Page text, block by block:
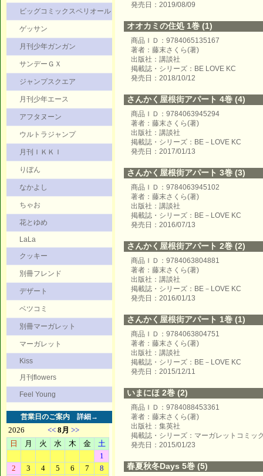
ビッグコミックスペリオール
ゲッサン
月刊少年ガンガン
サンデーＧＸ
ジャンプスクエア
月刊少年エース
アフタヌーン
ウルトラジャンプ
月刊ＩＫＫＩ
りぼん
なかよし
ちゃお
花とゆめ
LaLa
クッキー
別冊フレンド
デザート
ベツコミ
別冊マーガレット
マーガレット
Kiss
月刊flowers
Feel Young
営業日のご案内 詳細→
発売日：2019/08/09
オオカミの住処 1巻 (1)
商品ＩＤ：9784065135167
著者：藤末さくら(著)
出版社：講談社
掲載誌・シリーズ：BE LOVE KC
発売日：2018/10/12
さんかく屋根街アパート 4巻 (4)
商品ＩＤ：9784063945294
著者：藤末さくら(著)
出版社：講談社
掲載誌・シリーズ：BE－LOVE KC
発売日：2017/01/13
さんかく屋根街アパート 3巻 (3)
商品ＩＤ：9784063945102
著者：藤末さくら(著)
出版社：講談社
掲載誌・シリーズ：BE－LOVE KC
発売日：2016/07/13
さんかく屋根街アパート 2巻 (2)
商品ＩＤ：9784063804881
著者：藤末さくら(著)
出版社：講談社
掲載誌・シリーズ：BE－LOVE KC
発売日：2016/01/13
さんかく屋根街アパート 1巻 (1)
商品ＩＤ：9784063804751
著者：藤末さくら(著)
出版社：講談社
掲載誌・シリーズ：BE－LOVE KC
発売日：2015/12/11
いまにほ 2巻 (2)
商品ＩＤ：9784088453361
著者：藤末さくら(著)
出版社：集英社
掲載誌・シリーズ：マーガレットコミッ
発売日：2015/01/23
春夏秋冬Days 5巻 (5)